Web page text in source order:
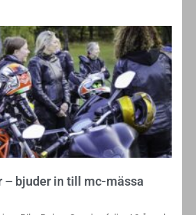
– bjuder in till mc-mässa